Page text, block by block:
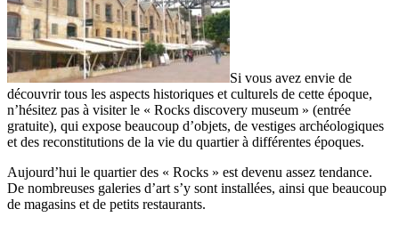
Si vous avez envie de
découvrir tous les aspects historiques et culturels de cette époque,
n’hésitez pas à visiter le « Rocks discovery museum » (entrée
gratuite), qui expose beaucoup d’objets, de vestiges archéologiques
et des reconstitutions de la vie du quartier à différentes époques.
Aujourd’hui le quartier des « Rocks » est devenu assez tendance.
De nombreuses galeries d’art s’y sont installées, ainsi que beaucoup
de magasins et de petits restaurants.